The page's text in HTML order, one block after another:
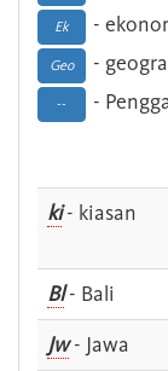
Ek -
Geo -
-- -
ki- kiasan
Bl- Bali
Jw- Jawa